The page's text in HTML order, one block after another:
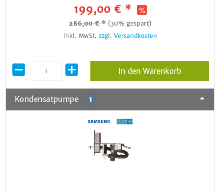
199,00 € *
286,00 € * (30% gespart)
inkl. MwSt. zzgl. Versandkosten
In den Warenkorb
Kondensatpumpe 1